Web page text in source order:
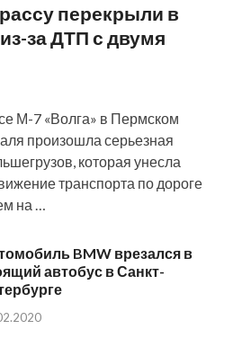
перекрыли в
за ДТП с двумя
М-7 «Волга» в Пермском
произошла серьезная
которая унесла
транспорта по дороге
на …
BMW врезался в
автобус в Санкт-